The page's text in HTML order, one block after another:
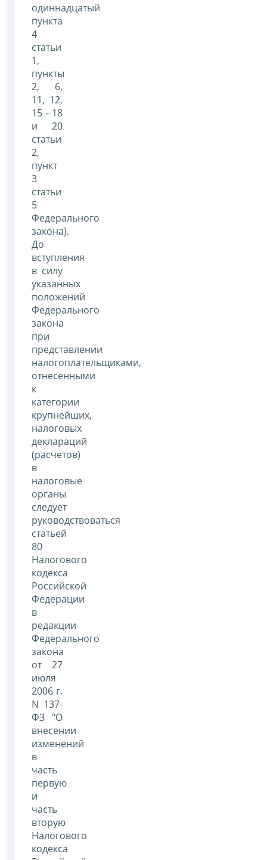
одиннадцатый
пункта
4
статьи
1,
пункты
2, 6,
11, 12,
15 - 18
и 20
статьи
2,
пункт
3
статьи
5
Федерального
закона).
До
вступления
в силу
указанных
положений
Федерального
закона
при
представлении
налогоплательщиками,
отнесенными
к
категории
крупнейших,
налоговых
деклараций
(расчетов)
в
налоговые
органы
следует
руководствоваться
статьей
80
Налогового
кодекса
Российской
Федерации
в
редакции
Федерального
закона
от 27
июля
2006 г.
N 137-
ФЗ "О
внесении
изменений
в
часть
первую
и
часть
вторую
Налогового
кодекса